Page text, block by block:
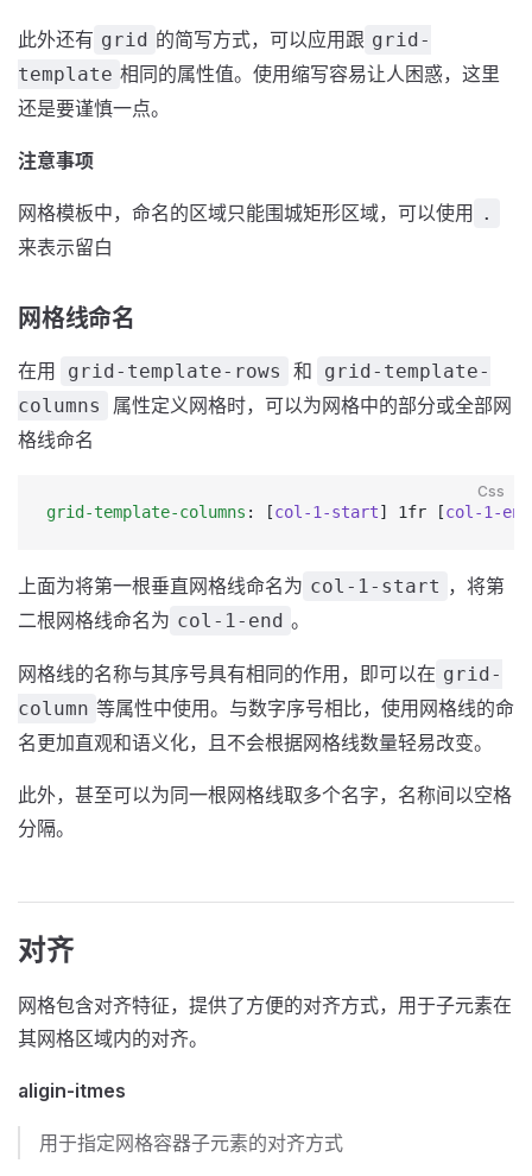
此外还有 grid 的简写方式，可以应用跟 grid-
template 相同的属性值。使用缩写容易让人困惑，这里
还是要谨慎一点。
注意事项
网格模板中，命名的区域只能围城矩形区域，可以使用 .
来表示留白
网格线命名
在用 grid-template-rows 和
grid-template-
columns
属性定义网格时，可以为网格中的部分或全部网
格线命名
Css
grid-template-columns : [col-1-start] 1fr [col-1-end
上面为将第一根垂直网格线命名为 col-1-start ，将第
二根网格线命名为 col-1-end 。
网格线的名称与其序号具有相同的作用，即可以在 grid-
column 等属性中使用。与数字序号相比，使用网格线的命
名更加直观和语义化，且不会根据网格线数量轻易改变。
此外，甚至可以为同一根网格线取多个名字，名称间以空格
分隔。
对齐
网格包含对齐特征，提供了方便的对齐方式，用于子元素在
其网格区域内的对齐。
aligin-itmes
用于指定网格容器子元素的对齐方式